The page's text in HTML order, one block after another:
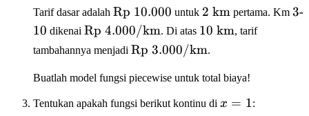
Tarif dasar adalah \text{Rp
}10.000
Rp 10.000 untuk 2
\text{
2 km pertama. Km 3-
10 dikenai \text{Rp
}4.000/\text{km}
Rp 4.000/km. Di atas 10
\text{
10 km, tarif
tambahannya menjadi \text{Rp
Rp 3.000/km.
Buatlah model fungsi piecewise untuk total biaya!
Tentukan apakah fungsi berikut kontinu di x
x = 1: